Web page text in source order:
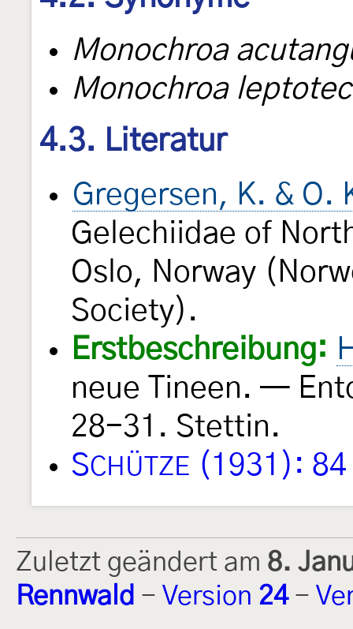
Monochroa
Monochroa
4.3. Literatur
Gregersen, K. & O.
Gelechiidae of
Oslo, Norway
Society).
Erstbeschreibung:
neue Tineen. —
28-31. Stettin.
SCHÜTZE (1931): 84
Zuletzt geändert am 8.
Rennwald - Version 24-